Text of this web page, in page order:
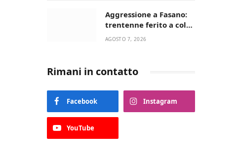
Aggressione a Fasano:
trentenne ferito a colpi
di pistola in casa
AGOSTO 7, 2026
Rimani in contatto
Facebook Instagram
YouTube